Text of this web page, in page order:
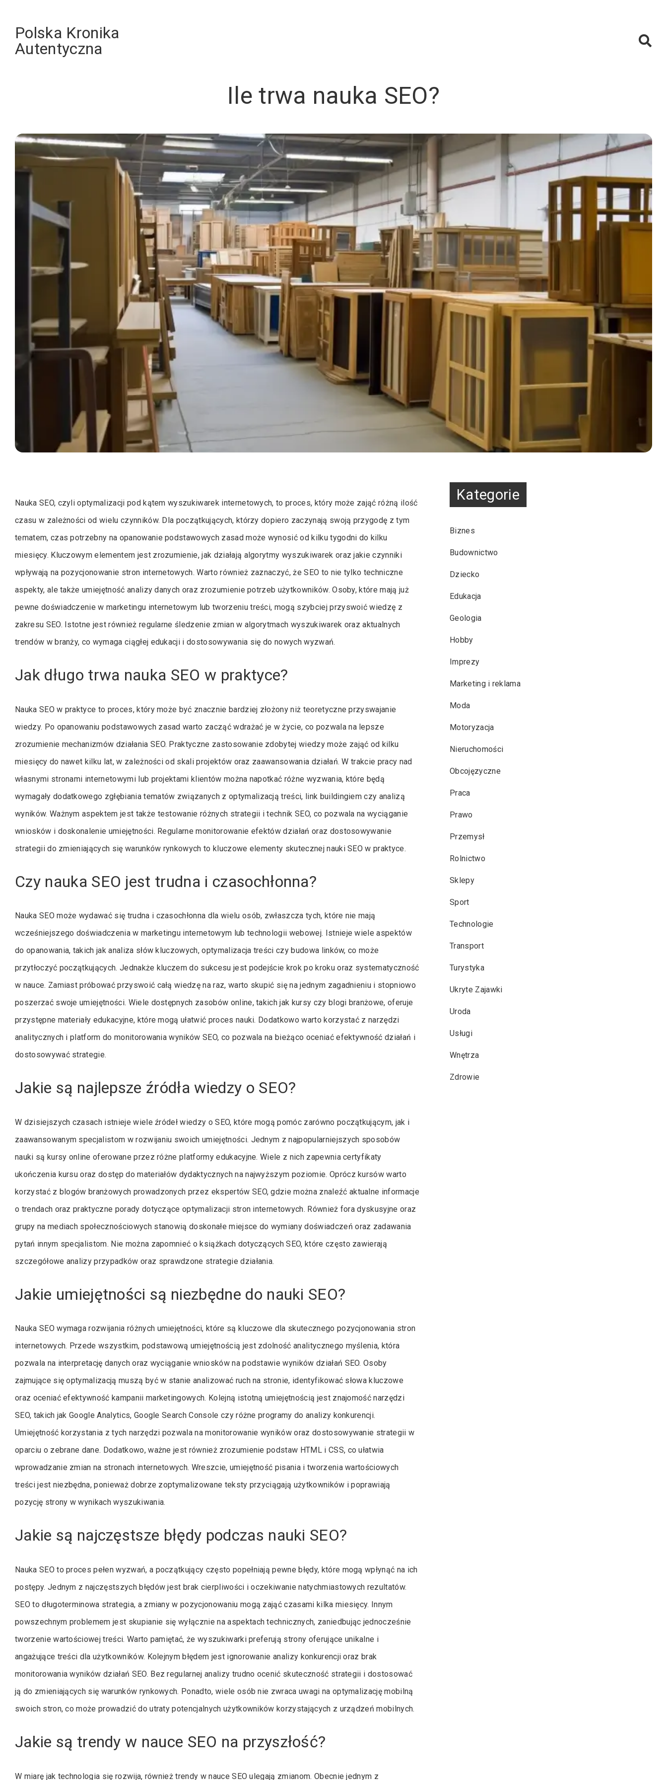
contentPolska Kronika
Autentyczna
Ile trwa nauka SEO?
Nauka SEO, czyli optymalizacji pod kątem wyszukiwarek internetowych, to proces, który może zająć różną ilość
czasu w zależności od wielu czynników. Dla początkujących, którzy dopiero zaczynają swoją przygodę z tym
tematem, czas potrzebny na opanowanie podstawowych zasad może wynosić od kilku tygodni do kilku
miesięcy. Kluczowym elementem jest zrozumienie, jak działają algorytmy wyszukiwarek oraz jakie czynniki
wpływają na pozycjonowanie stron internetowych. Warto również zaznaczyć, że SEO to nie tylko techniczne
aspekty, ale także umiejętność analizy danych oraz zrozumienie potrzeb użytkowników. Osoby, które mają już
pewne doświadczenie w marketingu internetowym lub tworzeniu treści, mogą szybciej przyswoić wiedzę z
zakresu SEO. Istotne jest również regularne śledzenie zmian w algorytmach wyszukiwarek oraz aktualnych
trendów w branży, co wymaga ciągłej edukacji i dostosowywania się do nowych wyzwań.
Jak długo trwa nauka SEO w praktyce?
Nauka SEO w praktyce to proces, który może być znacznie bardziej złożony niż teoretyczne przyswajanie
wiedzy. Po opanowaniu podstawowych zasad warto zacząć wdrażać je w życie, co pozwala na lepsze
zrozumienie mechanizmów działania SEO. Praktyczne zastosowanie zdobytej wiedzy może zająć od kilku
miesięcy do nawet kilku lat, w zależności od skali projektów oraz zaawansowania działań. W trakcie pracy nad
własnymi stronami internetowymi lub projektami klientów można napotkać różne wyzwania, które będą
wymagały dodatkowego zgłębiania tematów związanych z optymalizacją treści, link buildingiem czy analizą
wyników. Ważnym aspektem jest także testowanie różnych strategii i technik SEO, co pozwala na wyciąganie
wniosków i doskonalenie umiejętności. Regularne monitorowanie efektów działań oraz dostosowywanie
strategii do zmieniających się warunków rynkowych to kluczowe elementy skutecznej nauki SEO w praktyce.
Czy nauka SEO jest trudna i czasochłonna?
Nauka SEO może wydawać się trudna i czasochłonna dla wielu osób, zwłaszcza tych, które nie mają
wcześniejszego doświadczenia w marketingu internetowym lub technologii webowej. Istnieje wiele aspektów
do opanowania, takich jak analiza słów kluczowych, optymalizacja treści czy budowa linków, co może
przytłoczyć początkujących. Jednakże kluczem do sukcesu jest podejście krok po kroku oraz systematyczność
w nauce. Zamiast próbować przyswoić całą wiedzę na raz, warto skupić się na jednym zagadnieniu i stopniowo
poszerzać swoje umiejętności. Wiele dostępnych zasobów online, takich jak kursy czy blogi branżowe, oferuje
przystępne materiały edukacyjne, które mogą ułatwić proces nauki. Dodatkowo warto korzystać z narzędzi
analitycznych i platform do monitorowania wyników SEO, co pozwala na bieżąco oceniać efektywność działań i
dostosowywać strategie.
Jakie są najlepsze źródła wiedzy o SEO?
W dzisiejszych czasach istnieje wiele źródeł wiedzy o SEO, które mogą pomóc zarówno początkującym, jak i
zaawansowanym specjalistom w rozwijaniu swoich umiejętności. Jednym z najpopularniejszych sposobów
nauki są kursy online oferowane przez różne platformy edukacyjne. Wiele z nich zapewnia certyfikaty
ukończenia kursu oraz dostęp do materiałów dydaktycznych na najwyższym poziomie. Oprócz kursów warto
korzystać z blogów branżowych prowadzonych przez ekspertów SEO, gdzie można znaleźć aktualne informacje
o trendach oraz praktyczne porady dotyczące optymalizacji stron internetowych. Również fora dyskusyjne oraz
grupy na mediach społecznościowych stanowią doskonałe miejsce do wymiany doświadczeń oraz zadawania
pytań innym specjalistom. Nie można zapomnieć o książkach dotyczących SEO, które często zawierają
szczegółowe analizy przypadków oraz sprawdzone strategie działania.
Jakie umiejętności są niezbędne do nauki SEO?
Nauka SEO wymaga rozwijania różnych umiejętności, które są kluczowe dla skutecznego pozycjonowania stron
internetowych. Przede wszystkim, podstawową umiejętnością jest zdolność analitycznego myślenia, która
pozwala na interpretację danych oraz wyciąganie wniosków na podstawie wyników działań SEO. Osoby
zajmujące się optymalizacją muszą być w stanie analizować ruch na stronie, identyfikować słowa kluczowe
oraz oceniać efektywność kampanii marketingowych. Kolejną istotną umiejętnością jest znajomość narzędzi
SEO, takich jak Google Analytics, Google Search Console czy różne programy do analizy konkurencji.
Umiejętność korzystania z tych narzędzi pozwala na monitorowanie wyników oraz dostosowywanie strategii w
oparciu o zebrane dane. Dodatkowo, ważne jest również zrozumienie podstaw HTML i CSS, co ułatwia
wprowadzanie zmian na stronach internetowych. Wreszcie, umiejętność pisania i tworzenia wartościowych
treści jest niezbędna, ponieważ dobrze zoptymalizowane teksty przyciągają użytkowników i poprawiają
pozycję strony w wynikach wyszukiwania.
Jakie są najczęstsze błędy podczas nauki SEO?
Nauka SEO to proces pełen wyzwań, a początkujący często popełniają pewne błędy, które mogą wpłynąć na ich
postępy. Jednym z najczęstszych błędów jest brak cierpliwości i oczekiwanie natychmiastowych rezultatów.
SEO to długoterminowa strategia, a zmiany w pozycjonowaniu mogą zająć czasami kilka miesięcy. Innym
powszechnym problemem jest skupianie się wyłącznie na aspektach technicznych, zaniedbując jednocześnie
tworzenie wartościowej treści. Warto pamiętać, że wyszukiwarki preferują strony oferujące unikalne i
angażujące treści dla użytkowników. Kolejnym błędem jest ignorowanie analizy konkurencji oraz brak
monitorowania wyników działań SEO. Bez regularnej analizy trudno ocenić skuteczność strategii i dostosować
ją do zmieniających się warunków rynkowych. Ponadto, wiele osób nie zwraca uwagi na optymalizację mobilną
swoich stron, co może prowadzić do utraty potencjalnych użytkowników korzystających z urządzeń mobilnych.
Jakie są trendy w nauce SEO na przyszłość?
W miarę jak technologia się rozwija, również trendy w nauce SEO ulegają zmianom. Obecnie jednym z
Kategorie
Biznes
Budownictwo
Dziecko
Edukacja
Geologia
Hobby
Imprezy
Marketing i reklama
Moda
Motoryzacja
Nieruchomości
Obcojęzyczne
Praca
Prawo
Przemysł
Rolnictwo
Sklepy
Sport
Technologie
Transport
Turystyka
Ukryte Zajawki
Uroda
Usługi
Wnętrza
Zdrowie